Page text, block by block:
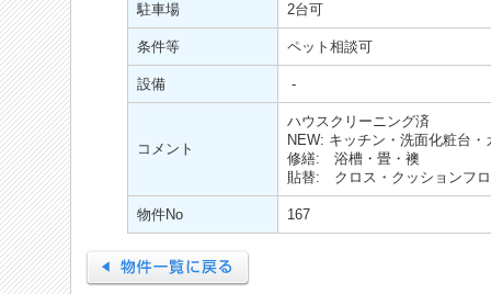
駐車場 2台可
条件等 ペット相談可
設備 -
コメント
ハウスクリーニング済
NEW: キッチン・洗面化粧台・
修繕: 浴槽・畳・襖
貼替: クロス・クッションフ
物件No 167